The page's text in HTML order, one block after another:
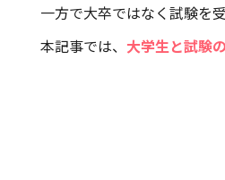
一方で大卒ではなく試験を
本記事では、 大学生と試験